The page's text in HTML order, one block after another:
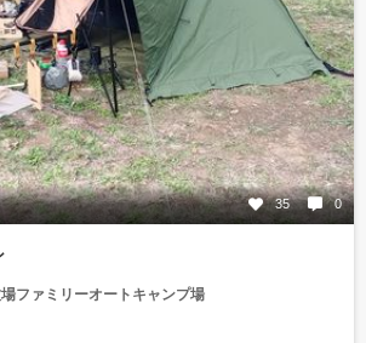
35 0
ファミリーオートキャンプ場